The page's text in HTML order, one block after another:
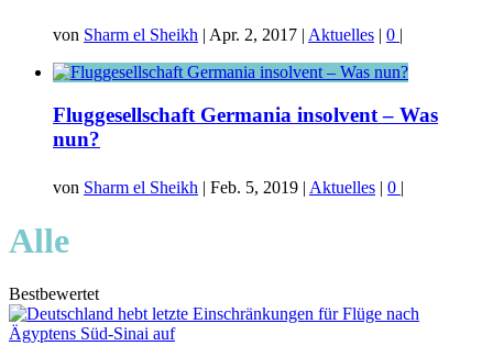
von Sharm el Sheikh | Apr. 2, 2017 | Aktuelles | 0 |
Fluggesellschaft Germania insolvent – Was
nun?
von Sharm el Sheikh | Feb. 5, 2019 | Aktuelles | 0 |
Alle
Bestbewertet